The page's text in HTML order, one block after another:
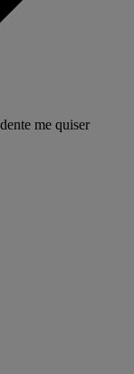
me quiser